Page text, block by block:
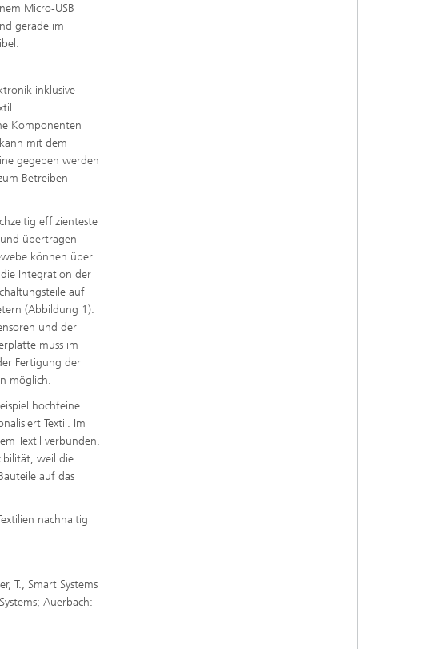
Micro-USB
gerade im
inklusive
Komponenten
mit dem
gegeben werden
Betreiben
effizienteste
übertragen
können über
Integration der
auf
(Abbildung 1).
und der
muss im
Fertigung der
möglich.
hochfeine
Textil. Im
Textil verbunden.
weil die
auf das
nachhaltig
T., Smart Systems
Auerbach: